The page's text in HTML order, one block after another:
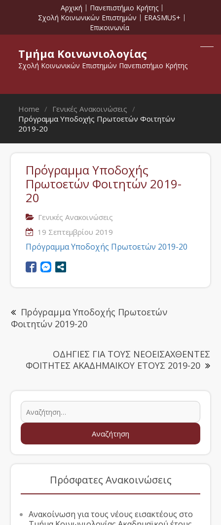
Αρχική
Πανεπιστήμιο Κρήτης
Σχολή Κοινωνικών Επιστημών
ERASMUS+
Επικοινωνία
Τμήμα Κοινωνιολογίας
Σχολή Κοινωνικών Επιστημών Πανεπιστήμιο Κρήτης
Home
Γενικές Ανακοινώσεις
Πρόγραμμα Υποδοχής Πρωτοετών Φοιτητών
2019-20
Πρόγραμμα Υποδοχής
Πρωτοετών Φοιτητών 2019-
20
Γενικές Ανακοινώσεις
19 Σεπτεμβρίου 2019
Πρόγραμμα Υποδοχής Πρωτοετών 2019-20
Πρόγραμμα Υποδοχής Πρωτοετών
Φοιτητών 2019-20
ΟΔΗΓΙΕΣ ΓΙΑ ΤΟΥΣ ΝΕΟΕΙΣΑΧΘΕΝΤΕΣ
ΦΟΙΤΗΤΕΣ ΑΚΑΔΗΜΑΙΚΟΥ ΕΤΟΥΣ 2019-20
Πρόσφατες Ανακοινώσεις
Ανακοίνωση για τους νέους εισακτέους στο